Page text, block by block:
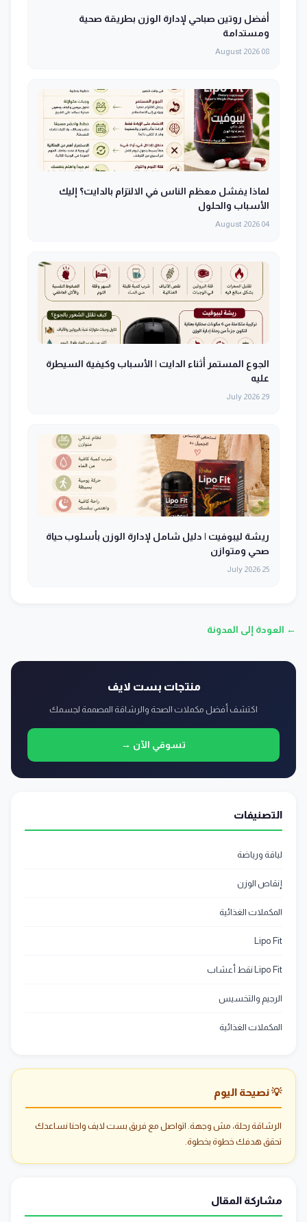
أفضل روتين صباحي لإدارة الوزن بطريقة صحية
ومستدامة
08 August 2026
لماذا يفشل معظم الناس في الالتزام بالدايت؟ إليك
الأسباب والحلول
04 August 2026
الجوع المستمر أثناء الدايت | الأسباب وكيفية السيطرة
عليه
29 July 2026
ريشة ليبوفيت | دليل شامل لإدارة الوزن بأسلوب حياة
صحي ومتوازن
25 July 2026
← العودة إلى المدونة
منتجات بست لايف
اكتشف أفضل مكملات الصحة والرشاقة المصممة لجسمك
تسوقي الآن →
التصنيفات
لياقة ورياضة
إنقاص الوزن
المكملات الغذائية
Lipo Fit
Lipo Fit نقط أعشاب
الرجيم والتخسيس
المكملات الغذائية
💡 نصيحة اليوم
الرشاقة رحلة، مش وجهة. اتواصل مع فريق بست لايف واحنا نساعدك
تحقق هدفك خطوة بخطوة.
مشاركة المقال